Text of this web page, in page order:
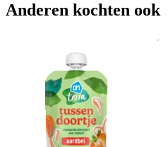
Anderen kochten ook